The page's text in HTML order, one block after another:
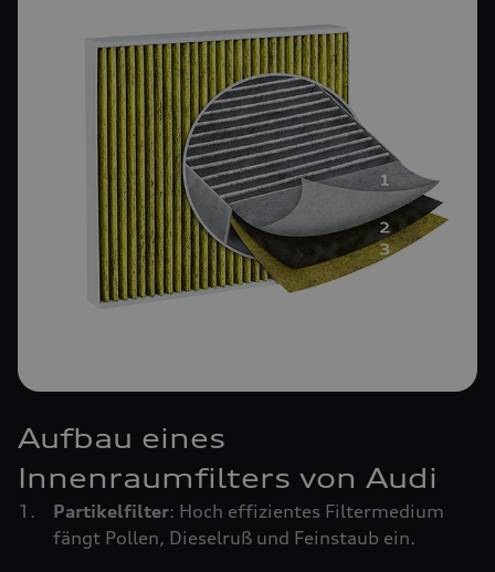
Aufbau eines
Innenraumfilters von Audi
Partikelfilter: Hoch effizientes Filtermedium
fängt Pollen, Dieselruß und Feinstaub ein.